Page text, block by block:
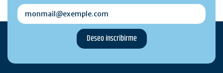
monmail@exemple.com